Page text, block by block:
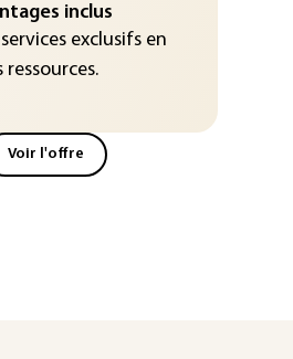
inclus
exclusifs en
Voir l'offre